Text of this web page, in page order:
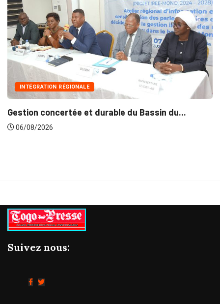
INTÉGRATION RÉGIONALE
Gestion concertée et durable du Bassin du...
06/08/2026
Suivez nous: